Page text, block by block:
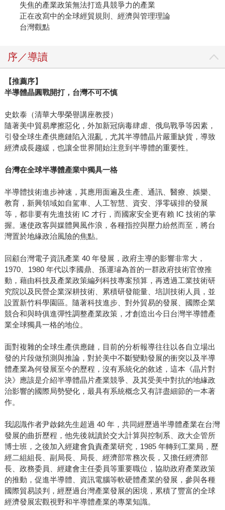
失焦的產業政策無法打造具競爭力的產業
正在改寫中的全球經貿規則、經濟與管理理論
台灣觀點
序／導讀
【推薦序】
半導體晶圓戰開打，台灣不可不慎
史欽泰（清華大學榮譽講座教授）
隨著美中貿易摩擦惡化，外加新冠病毒肆虐、俄烏戰爭等因素，
引發全球生產供應鏈陷入混亂，尤其半導體晶片嚴重缺貨，導致
經濟成長趨緩，也讓全世界開始注意到半導體的重要性。
台灣在全球半導體產業中獨具一格
半導體技術進步神速，其應用面遍及生產、通訊、醫療、娛樂、
教育，新興領域如自駕車、人工智慧、資安、淨零碳排的發展
等，都非要有先進技術 IC 才行，而國家安全更有賴 IC 技術的掌
握。遂使政客與媒體興風作浪，各種指控與壓力紛然而至，將台
灣置於地緣政治風險的焦點。
回顧台灣電子資訊產業 40 年發展，政府主導的影響非常大，
1970、1980 年代以李國鼎、孫運璿為首的一群政府技術官僚推
動，藉由科技及產業政策編列科技專案預算，再透過工業技術研
究院以及民營企業深耕技術、累積研發能量、培訓技術人員，並
設置新竹科學園區。隨著科技進步、對外貿易的發展、國際企業
競合和與時俱進彈性調整產業政策，才創造出今日台灣半導體產
業全球獨具一格的地位。
面對複雜的全球生產供應鏈，目前的分析報導往往以各自立場出
發的片段做預測與推論，對於美中不斷變動發展的衝突以及半導
體產業為何發展至今的歷程，沒有系統化的敘述，這本《晶片對
決》應該是介紹半導體晶片產業競爭、及其受美中對抗的地緣政
治影響的國際局勢變化，最具有系統概念又有詳盡細節的一本著
作。
我認識作者尹啟銘先生超過 40 年，共同經歷過半導體產業在台灣
發展的曲折歷程，他先後就讀於交大計算與控制系、政大企管所
博士班，之後加入經建會負責產業研究，1985 年轉到工業局，歷
經二組組長、副局長、局長、經濟部常務次長，又擔任經濟部
長、政務委員、經建會主任委員等重要職位，協助政府產業政策
的推動，促進半導體、資訊電腦等軟硬體產業的發展，參與各種
國際貿易談判，經歷過台灣產業發展的困境，累積了豐富的全球
經濟發展宏觀視野和半導體產業的專業知識。